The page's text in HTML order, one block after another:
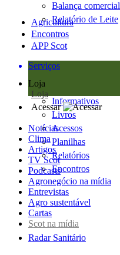
Balança comercial
Relatório de Leite
Agricultura
Encontros
APP Scot
Serviços
Loja
Loja
Informativos
Livros
Acessos
Planilhas
Relatórios
Encontros
Acessar
Notícias
Clima
Artigos
TV Scot
Podcasts
Agronegócio na mídia
Entrevistas
Agro sustentável
Cartas
Scot na mídia
Radar Sanitário